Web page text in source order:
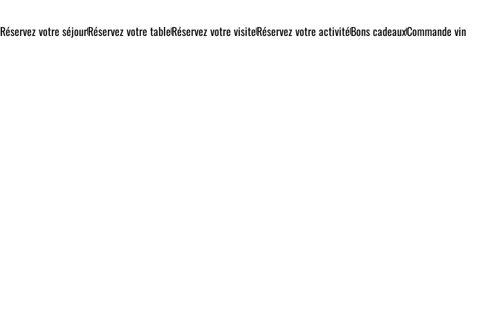
Réservez votre séjourRéservez votre tableRéservez votre visiteRéservez votre activitéBons cadeauxCommande vin